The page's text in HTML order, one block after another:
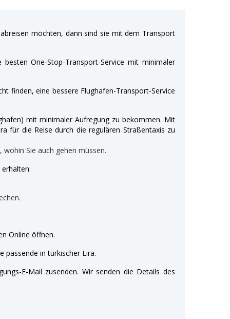
möchten, dann sind sie mit dem Transport
One-Stop-Transport-Service mit minimaler
finden, eine bessere Flughafen-Transport-Service
mit minimaler Aufregung zu bekommen. Mit
für die Reise durch die regulären Straßentaxis zu
Sie auch gehen müssen.
erhalten:
Online öffnen.
passende in türkischer Lira.
E-Mail zusenden. Wir senden die Details des